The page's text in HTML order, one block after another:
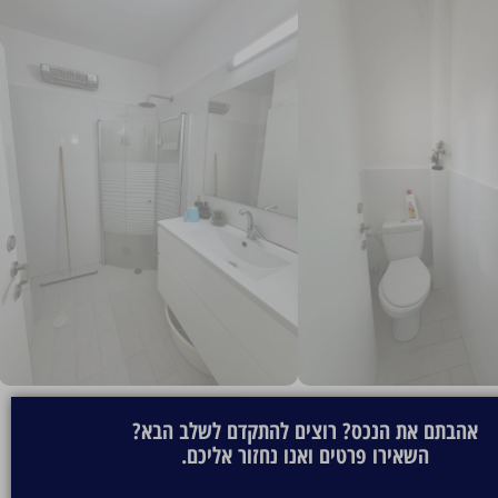
אהבתם את הנכס? רוצים להתקדם לשלב הבא?
השאירו פרטים ואנו נחזור אליכם.